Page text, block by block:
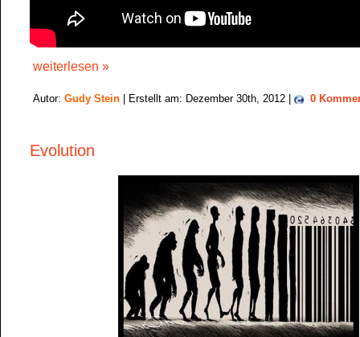
weiterlesen »
Autor: Gudy Stein | Erstellt am: Dezember 30th, 2012 | 0
Evolution